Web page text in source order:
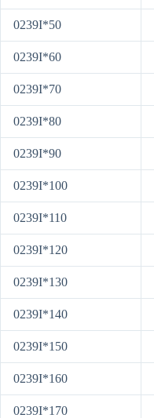
0239I*50
0239I*60
0239I*70
0239I*80
0239I*90
0239I*100
0239I*110
0239I*120
0239I*130
0239I*140
0239I*150
0239I*160
0239I*170